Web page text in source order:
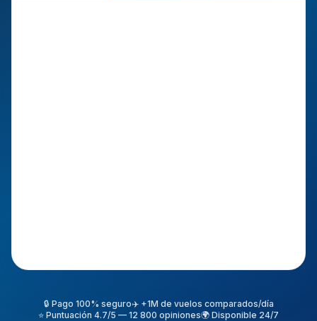
🔒 Pago 100% seguro✈️ +1M de vuelos comparados/día
⭐ Puntuación 4.7/5 — 12 800 opiniones🌍 Disponible 24/7